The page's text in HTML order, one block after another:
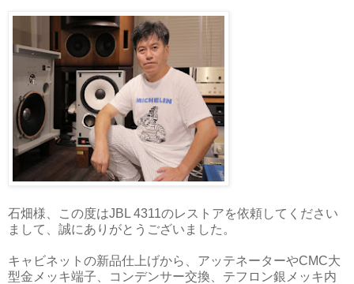
石畑様、この度はJBL 4311のレストアを依頼してください
まして、誠にありがとうございました。
キャビネットの新品仕上げから、アッテネーターやCMC大
型金メッキ端子、コンデンサー交換、テフロン銀メッキ内